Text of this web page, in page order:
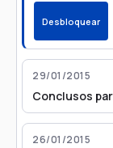
Desbloquear
29/01/2015
Conclusos
26/01/2015